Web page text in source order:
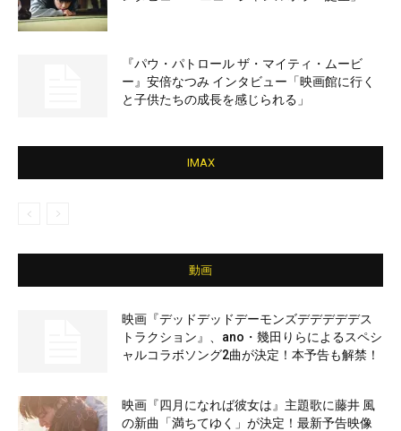
『パウ・パトロール ザ・マイティ・ムービ
ー』安倍なつみ インタビュー「映画館に行く
と子供たちの成長を感じられる」
IMAX
動画
映画『デッドデッドデーモンズデデデデデス
トラクション』、ano・幾田りらによるスペシ
ャルコラボソング2曲が決定！本予告も解禁！
映画『四月になれば彼女は』主題歌に藤井 風
の新曲「満ちてゆく」が決定！最新予告映像